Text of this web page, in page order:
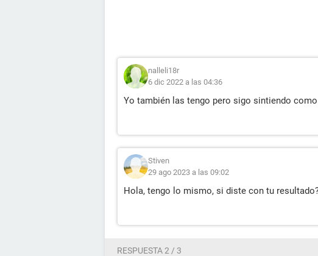
nalleli18r
6 dic 2022 a las 04:36
Yo también las tengo pero sigo sintiendo
Stiven
29 ago 2023 a las 09:02
Hola, tengo lo mismo, si diste con tu
RESPUESTA 2 / 3